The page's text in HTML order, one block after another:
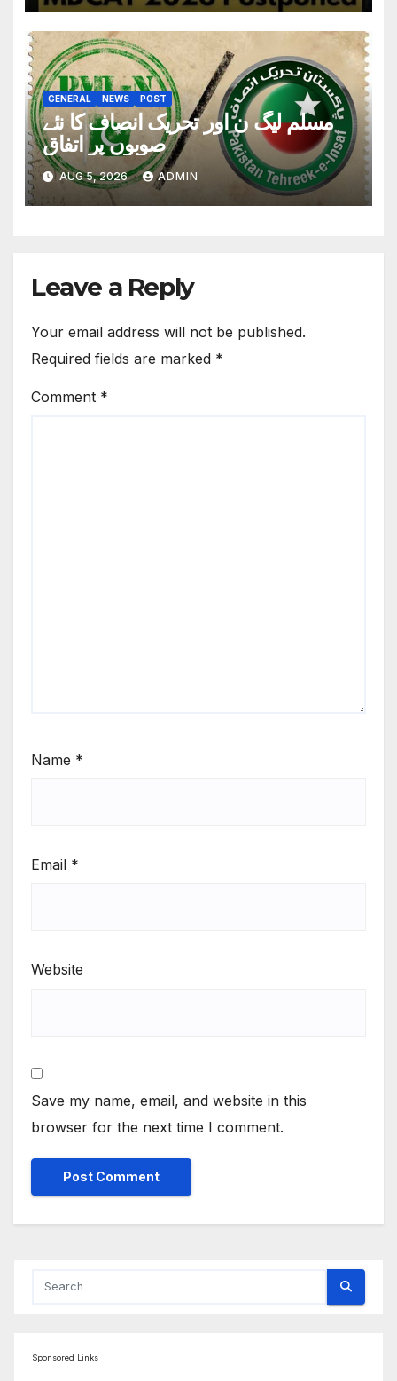
GENERAL NEWS POST
مسلم لیگ ن اور تحریک انصاف کا نئے
صوبوں پر اتفاق
AUG 5, 2026 ADMIN
Leave a Reply
Your email address will not be published.
Required fields are marked *
Comment *
Name *
Email *
Website
Save my name, email, and website in this
browser for the next time I comment.
Sponsored Links